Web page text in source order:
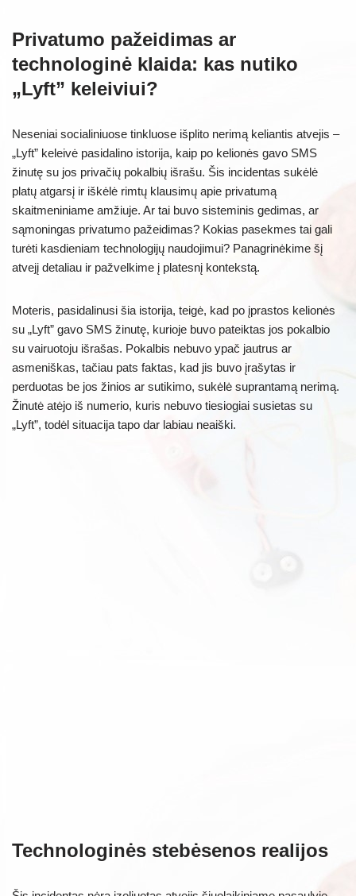
Privatumo pažeidimas ar
technologinė klaida: kas nutiko
„Lyft” keleiviui?
Neseniai socialiniuose tinkluose išplito nerimą keliantis atvejis –
„Lyft” keleivė pasidalino istorija, kaip po kelionės gavo SMS
žinutę su jos privačių pokalbių išrašu. Šis incidentas sukėlė
platų atgarsį ir iškėlė rimtų klausimų apie privatumą
skaitmeniniame amžiuje. Ar tai buvo sisteminis gedimas, ar
sąmoningas privatumo pažeidimas? Kokias pasekmes tai gali
turėti kasdieniam technologijų naudojimui? Panagrinėkime šį
atvejį detaliau ir pažvelkime į platesnį kontekstą.
Moteris, pasidalinusi šia istorija, teigė, kad po įprastos kelionės
su „Lyft” gavo SMS žinutę, kurioje buvo pateiktas jos pokalbio
su vairuotoju išrašas. Pokalbis nebuvo ypač jautrus ar
asmeniškas, tačiau pats faktas, kad jis buvo įrašytas ir
perduotas be jos žinios ar sutikimo, sukėlė suprantamą nerimą.
Žinutė atėjo iš numerio, kuris nebuvo tiesiogiai susietas su
„Lyft”, todėl situacija tapo dar labiau neaiški.
Technologinės stebėsenos realijos